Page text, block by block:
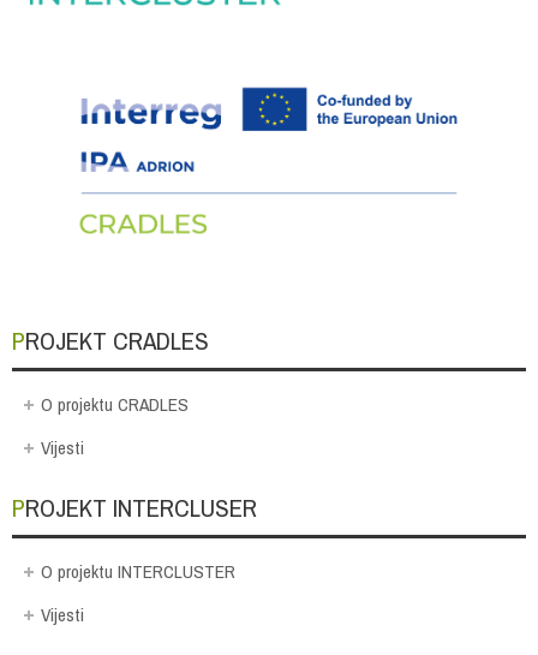
PROJEKT CRADLES
O projektu CRADLES
Vijesti
PROJEKT INTERCLUSER
O projektu INTERCLUSTER
Vijesti